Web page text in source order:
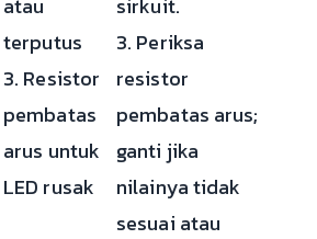
terputus
3. Resistor
pembatas
arus untuk
LED rusak
3. Periksa
resistor
pembatas arus;
ganti jika
nilainya tidak
sesuai atau